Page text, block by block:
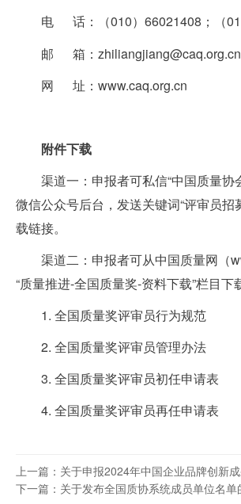
电 话：（010）66021408；（
邮 箱：zhiliangjiang@caq.org.cn
网 址：www.caq.org.cn
附件下载
渠道一：申报者可私信“中国质量协
微信公众号后台，发送关键词“评审员招
载链接。
渠道二：申报者可从中国质量网（
“质量推进-全国质量奖-资料下载”栏目下
1. 全国质量奖评审员行为规范
2. 全国质量奖评审员管理办法
3. 全国质量奖评审员初任申请表
4. 全国质量奖评审员再任申请表
上一篇：关于申报2024年中国企业品牌创新
下一篇：关于发布全国质协系统成员单位名单